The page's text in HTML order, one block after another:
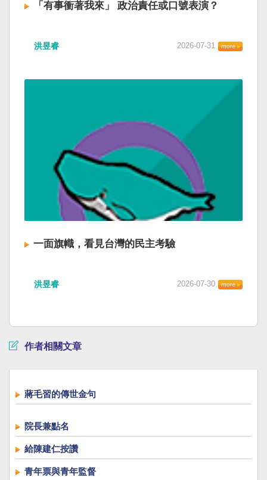
「有事衝著我來」 政治責任或口號表演？
洪昱睿 2026-07-31
一面旗幟，看見台灣的民主考驗
洪昱睿 2026-07-30
作者相關文章
蔣毛習的傳世金句
院長兼點名
給陳建仁按讚
青年票與青年監督